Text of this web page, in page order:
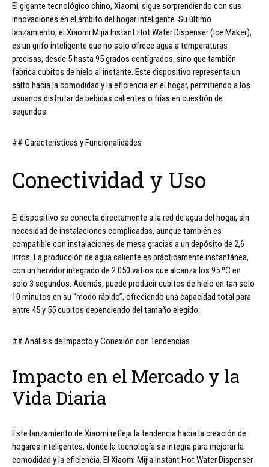
El gigante tecnológico chino, Xiaomi, sigue sorprendiendo con sus
innovaciones en el ámbito del hogar inteligente. Su último
lanzamiento, el Xiaomi Mijia Instant Hot Water Dispenser (Ice Maker),
es un grifo inteligente que no solo ofrece agua a temperaturas
precisas, desde 5 hasta 95 grados centígrados, sino que también
fabrica cubitos de hielo al instante. Este dispositivo representa un
salto hacia la comodidad y la eficiencia en el hogar, permitiendo a los
usuarios disfrutar de bebidas calientes o frías en cuestión de
segundos.
## Características y Funcionalidades
Conectividad y Uso
El dispositivo se conecta directamente a la red de agua del hogar, sin
necesidad de instalaciones complicadas, aunque también es
compatible con instalaciones de mesa gracias a un depósito de 2,6
litros. La producción de agua caliente es prácticamente instantánea,
con un hervidor integrado de 2.050 vatios que alcanza los 95 ºC en
solo 3 segundos. Además, puede producir cubitos de hielo en tan solo
10 minutos en su “modo rápido”, ofreciendo una capacidad total para
entre 45 y 55 cubitos dependiendo del tamaño elegido.
## Análisis de Impacto y Conexión con Tendencias
Impacto en el Mercado y la
Vida Diaria
Este lanzamiento de Xiaomi refleja la tendencia hacia la creación de
hogares inteligentes, donde la tecnología se integra para mejorar la
comodidad y la eficiencia. El Xiaomi Mijia Instant Hot Water Dispenser